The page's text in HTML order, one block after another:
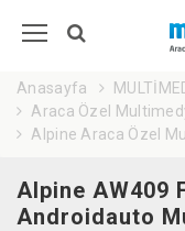
Anasayfa
Araca Özel
Alpine Araca Özel
Alpine AW409
Androidauto